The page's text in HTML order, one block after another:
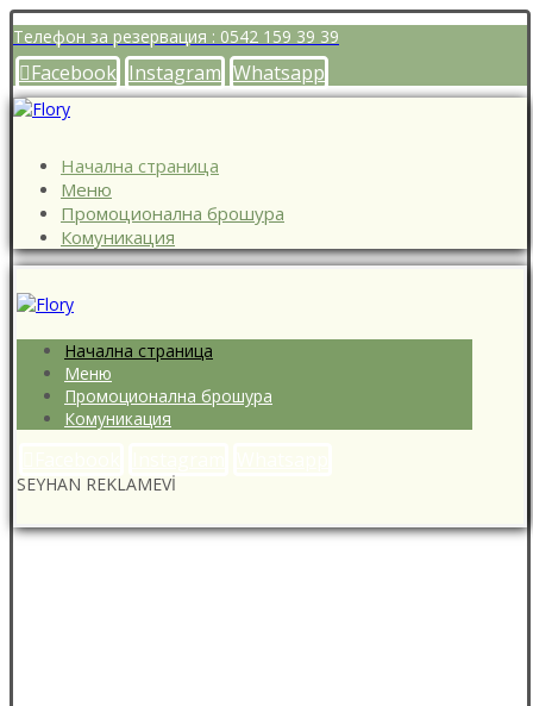
Телефон за резервация : 0542 159 39 39
Facebook Instagram Whatsapp
Начална страница
Меню
Промоционална брошура
Комуникация
Начална страница
Меню
Промоционална брошура
Комуникация
SEYHAN REKLAMEVİ